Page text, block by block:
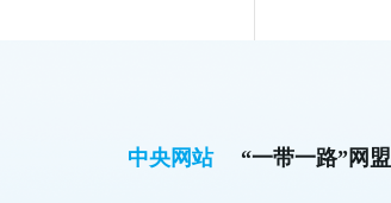
中央网站 “一带一路”网盟